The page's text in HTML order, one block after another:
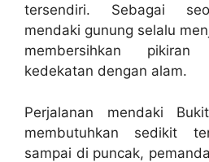
tersendiri. Sebagai
mendaki gunung selalu
membersihkan
kedekatan dengan alam.
Perjalanan mendaki
membutuhkan sedikit
sampai di puncak,